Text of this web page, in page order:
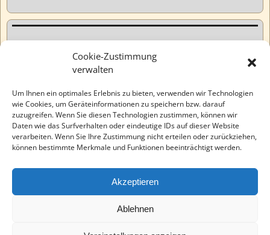
Cookie-Zustimmung
verwalten
Um Ihnen ein optimales Erlebnis zu bieten, verwenden wir Technologien
wie Cookies, um Geräteinformationen zu speichern bzw. darauf
zuzugreifen. Wenn Sie diesen Technologien zustimmen, können wir
Daten wie das Surfverhalten oder eindeutige IDs auf dieser Website
verarbeiten. Wenn Sie Ihre Zustimmung nicht erteilen oder zurückziehen,
können bestimmte Merkmale und Funktionen beeinträchtigt werden.
Akzeptieren
Ablehnen
Varia